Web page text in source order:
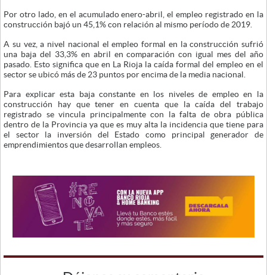
Por otro lado, en el acumulado enero-abril, el empleo registrado en la
construcción bajó un 45,1% con relación al mismo período de 2019.
A su vez, a nivel nacional el empleo formal en la construcción sufrió
una baja del 33,3% en abril en comparación con igual mes del año
pasado. Esto significa que en La Rioja la caída formal del empleo en el
sector se ubicó más de 23 puntos por encima de la media nacional.
Para explicar esta baja constante en los niveles de empleo en la
construcción hay que tener en cuenta que la caída del trabajo
registrado se vincula principalmente con la falta de obra pública
dentro de la Provincia ya que es muy alta la incidencia que tiene para
el sector la inversión del Estado como principal generador de
emprendimientos que desarrollan empleos.